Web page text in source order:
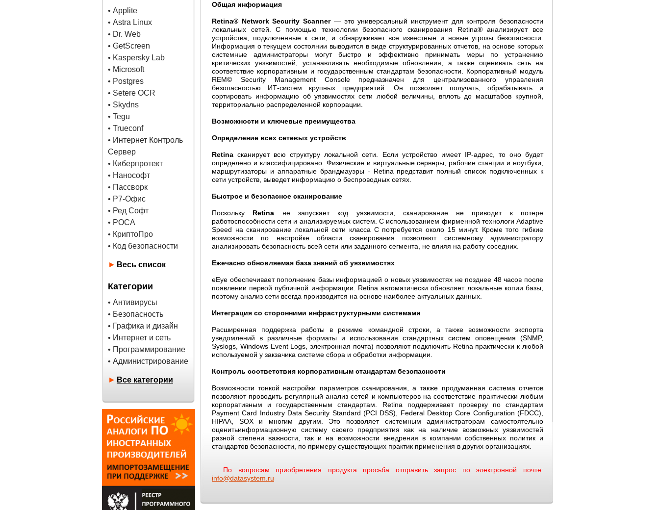
• Applite
• Astra Linux
• Dr. Web
• GetScreen
• Kaspersky Lab
• Microsoft
• Postgres
• Setere OCR
• Skydns
• Tegu
• Trueconf
• Интернет Контроль
Сервер
• Киберпротект
• Нанософт
• Пассворк
• Р7-Офис
• Ред Софт
• РОСА
• КриптоПро
• Код безопасности
► Весь список
Категории
• Антивирусы
• Безопасность
• Графика и дизайн
• Интернет и сеть
• Программирование
• Администрирование
► Все категории
Общая информация
Retina® Network Security Scanner — это универсальный инструмент для контроля безопасности
локальных сетей. С помощью технологии безопасного сканирования Retina® анализирует все
устройства, подключенные к сети, и обнаруживает все известные и новые угрозы безопасности.
Информация о текущем состоянии выводится в виде структурированных отчетов, на основе которых
системные администраторы могут быстро и эффективно принимать меры по устранению
критических уязвимостей, устанавливать необходимые обновления, а также оценивать сеть на
соответствие корпоративным и государственным стандартам безопасности. Корпоративный модуль
REM© Security Management Console предназначен для централизованного управления
безопасностью ИТ-систем крупных предприятий. Он позволяет получать, обрабатывать и
сортировать информацию об уязвимостях сети любой величины, вплоть до масштабов крупной,
территориально распределенной корпорации.
Возможности и ключевые преимущества
Определение всех сетевых устройств
Retinaсканирует всю структуру локальной сети. Если устройство имеет IP-адрес, то оно будет
определено и классифицировано. Физические и виртуальные серверы, рабочие станции и ноутбуки,
маршрутизаторы и аппаратные брандмауэры - Retina представит полный список подключенных к
сети устройств, выведет информацию о беспроводных сетях.
Быстрое и безопасное сканирование
Поскольку Retina не запускает код уязвимости, сканирование не приводит к потере
работоспособности сети и анализируемых систем. C использованием фирменной технологи Adaptive
Speed на сканирование локальной сети класса С потребуется около 15 минут. Кроме того гибкие
возможности по настройке области сканирования позволяют системному администратору
анализировать безопасность всей сети или заданного сегмента, не влияя на работу соседних.
Ежечасно обновляемая база знаний об уязвимостях
eEye обеспечивает пополнение базы информацией о новых уязвимостях не позднее 48 часов после
появлении первой публичной информации. Retina автоматически обновляет локальные копии базы,
поэтому анализ сети всегда производится на основе наиболее актуальных данных.
Интеграция со сторонними инфраструктурными системами
Расширенная поддержка работы в режиме командной строки, а также возможности экспорта
уведомлений в различные форматы и использования стандартных систем оповещения (SNMP,
Syslogs, Windows Event Logs, электронная почта) позволяют подключить Retina практически к любой
используемой у закзачика системе сбора и обработки информации.
Контроль соответствия корпоративным стандартам безопасности
Возможности тонкой настройки параметров сканирования, а также продуманная система отчетов
позволяют проводить регулярный анализ сетей и компьютеров на соответствие практически любым
корпоративным и государственным стандартам. Retina поддерживает проверку по стандартам
Payment Card Industry Data Security Standard (PCI DSS), Federal Desktop Core Configuration (FDCC),
HIPAA, SOX и многим другим. Это позволяет системным администраторам самостоятельно
оценитьинформационную систему своего предприятия как на наличие возможных уязвимостей
разной степени важности, так и на возможности внедрения в компании собственных политик и
стандартов безопасности, по примеру существующих практик применения в других организациях.
По вопросам приобретения продукта просьба отправить запрос по электронной почте:
info@datasystem.ru